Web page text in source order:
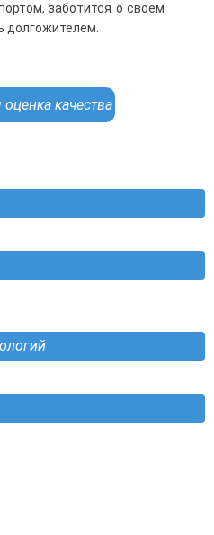
заботится о своем
долгожителем.
качества